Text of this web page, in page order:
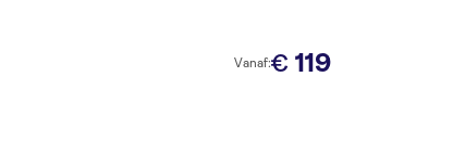
Vanaf:€ 119